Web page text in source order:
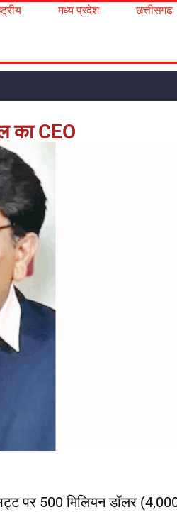
मध्य प्रदेश छत्तीसगढ
का CEO
पर 500 मिलियन डॉलर